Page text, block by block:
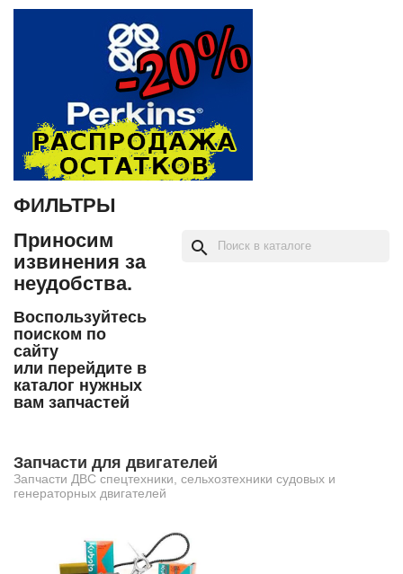
ФИЛЬТРЫ
Приносим
извинения за
неудобства.
Воспользуйтесь
поиском по
сайту
или перейдите в
каталог нужных
вам запчастей
search
Запчасти для двигателей
Запчасти ДВС спецтехники, сельхозтехники судовых и
генераторных двигателей